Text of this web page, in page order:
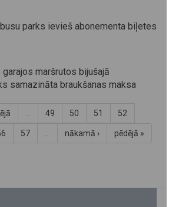
parks ievieš abonementa biļetes
maršrutos bijušajā
samazināta braukšanas maksa
49 50 51 52
57 nākamā › pēdējā »